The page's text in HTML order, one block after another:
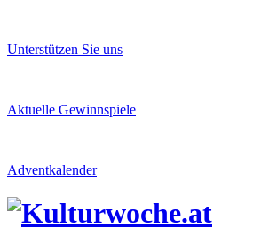
Unterstützen Sie uns
Aktuelle Gewinnspiele
Adventkalender